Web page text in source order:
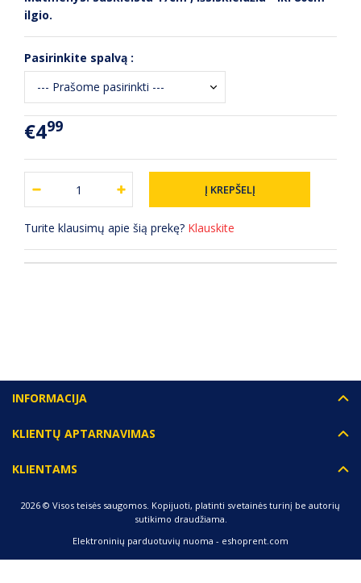
ilgio.
Pasirinkite spalvą :
€499
Turite klausimų apie šią prekę? Klauskite
INFORMACIJA
KLIENTŲ APTARNAVIMAS
KLIENTAMS
2026 © Visos teisės saugomos. Kopijuoti, platinti svetainės turinį be autorių
sutikimo draudžiama.
Elektroninių parduotuvių nuoma - eshoprent.com